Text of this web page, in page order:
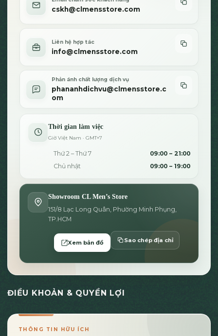
cskh@clmensstore.com
Liên hệ hợp tác
info@clmensstore.com
Phản ánh chất lượng dịch vụ
phananhdichvu@clmensstore.c
om
Thời gian làm việc
Giờ Việt Nam · GMT+7
Thứ 2 – Thứ 7
09:00 – 21:00
Chủ nhật
09:00 – 19:00
Showroom CL Men’s Store
151/8 Lạc Long Quân, Phường Minh Phụng,
TP.HCM
Xem bản đồ Sao chép địa chỉ
ĐIỀU KHOẢN & QUYỀN LỢI
THÔNG TIN HỮU ÍCH